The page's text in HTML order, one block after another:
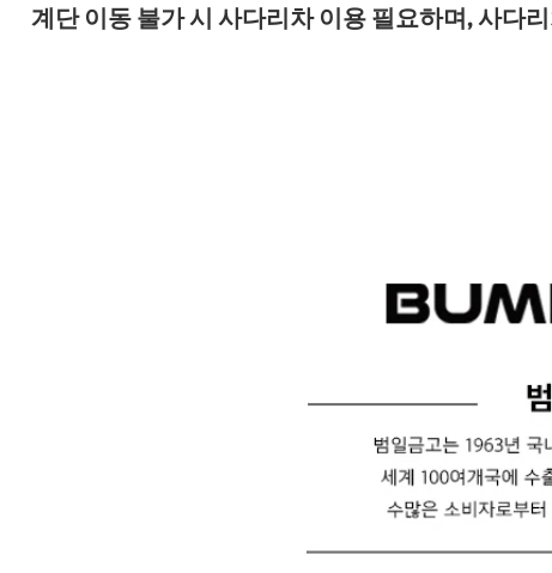
계단 이동 불가 시 사다리차 이용 필요하며, 사다